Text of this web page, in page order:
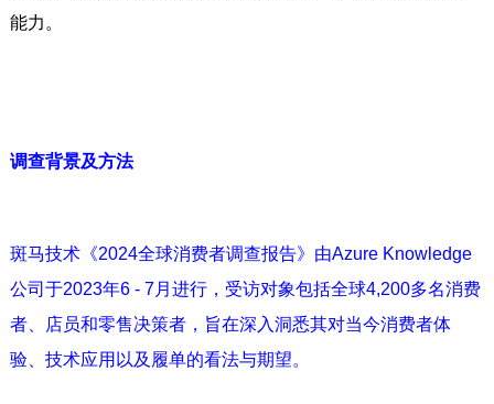
能力。
调查背景及方法
斑马技术《2024全球消费者调查报告》由Azure Knowledge
公司于2023年6 - 7月进行，受访对象包括全球4,200多名消费
者、店员和零售决策者，旨在深入洞悉其对当今消费者体
验、技术应用以及履单的看法与期望。